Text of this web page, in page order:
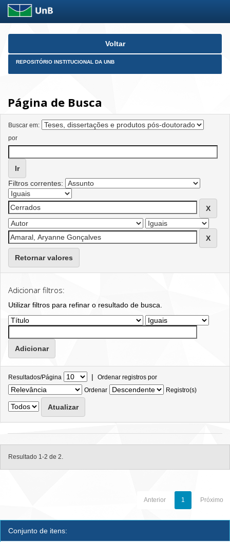
Skip
Voltar
REPOSITÓRIO INSTITUCIONAL DA UNB
Página de Busca
Buscar em:
por
Filtros correntes:
Retornar valores
Adicionar filtros:
Utilizar filtros para refinar o resultado de busca.
Resultados/Página | Ordenar registros por
Ordenar
Registro(s)
Resultado 1-2 de 2.
Anterior 1 Próximo
Conjunto de itens: